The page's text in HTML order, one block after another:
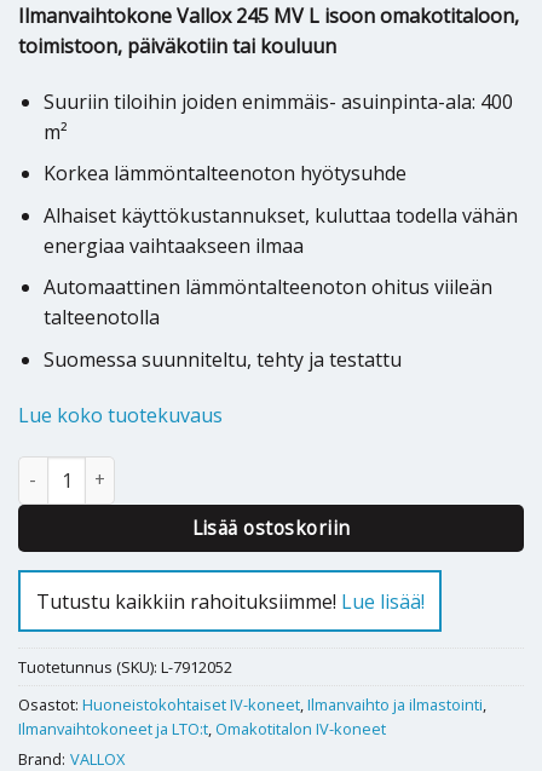
Ilmanvaihtokone Vallox 245 MV L isoon omakotitaloon,
toimistoon, päiväkotiin tai kouluun
Suuriin tiloihin joiden enimmäis- asuinpinta-ala: 400
m²
Korkea lämmöntalteenoton hyötysuhde
Alhaiset käyttökustannukset, kuluttaa todella vähän
energiaa vaihtaakseen ilmaa
Automaattinen lämmöntalteenoton ohitus viileän
talteenotolla
Suomessa suunniteltu, tehty ja testattu
Lue koko tuotekuvaus
Ilmanvaihtokone Vallox 245 MV L määrä
Lisää ostoskoriin
Tutustu kaikkiin rahoituksiimme! Lue lisää!
Tuotetunnus (SKU): L-7912052
Osastot: Huoneistokohtaiset IV-koneet,Ilmanvaihto ja ilmastointi,
Ilmanvaihtokoneet ja LTO:t, Omakotitalon IV-koneet
Brand: VALLOX